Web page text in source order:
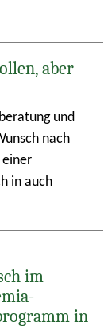
aber
und
nach
in auch
im
in